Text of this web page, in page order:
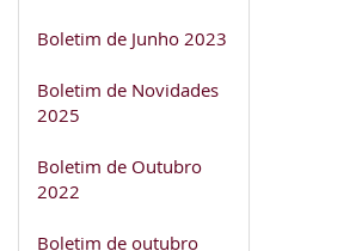
Boletim de Junho 2023
Boletim de Novidades
2025
Boletim de Outubro
2022
Boletim de outubro